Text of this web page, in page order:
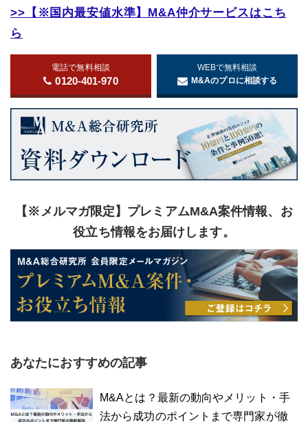
>>【※国内最安値水準】M&A仲介サービスはこち
ら
電話で無料相談
0120-401-970
WEBで無料相談
M&Aのプロに相談する
【※メルマガ限定】プレミアムM&A案件情報、お
役立ち情報をお届けします。
あなたにおすすめの記事
M&Aとは？最新の動向やメリット・手
法から成功のポイントまで専門家が徹